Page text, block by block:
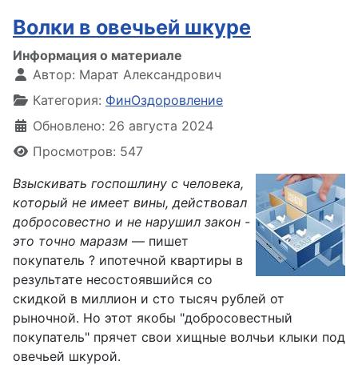
Волки в овечьей шкуре
Информация о материале
Автор: Марат Александрович
Категория: ФинОздоровление
Обновлено: 26 августа 2024
Просмотров: 547
Взыскивать госпошлину с человека,
который не имеет вины, действовал
добросовестно и не нарушил закон -
это точно маразм — пишет
покупатель ? ипотечной квартиры в
результате несостоявшийся со
скидкой в миллион и сто тысяч рублей от
рыночной. Но этот якобы "добросовестный
покупатель" прячет свои хищные волчьи клыки под
овечьей шкурой.